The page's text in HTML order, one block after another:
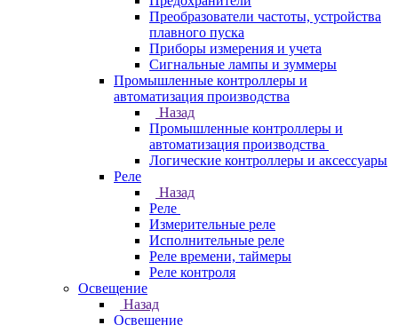
Преобразователи частоты, устройства
плавного пуска
Приборы измерения и учета
Сигнальные лампы и зуммеры
Промышленные контроллеры и
автоматизация производства
Назад
Промышленные контроллеры и
автоматизация производства
Логические контроллеры и аксессуары
Реле
Назад
Реле
Измерительные реле
Исполнительные реле
Реле времени, таймеры
Реле контроля
Освещение
Назад
Освещение